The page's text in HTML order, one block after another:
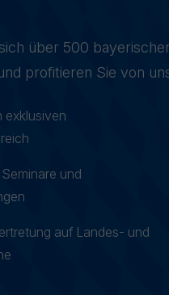
über 500
profitieren Sie von
exklusiven
und
auf Landes- und